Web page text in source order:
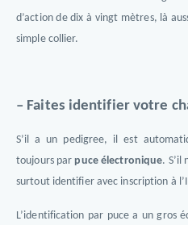
d’action de dix à vingt mètres, là
simple collier.
– Faites identifier votre
S’il a un pedigree, il est
toujours parpuce électronique. S’il
surtout identifier avec inscription à
L’identification par puce a un gros